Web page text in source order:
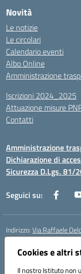
Cookies e altri
Il nostro Istituto non
Novità
Le notizie
Le circolari
Calendario eventi
Albo Online
Amministrazione
Iscrizioni 2024_2025
Attuazione misure
Contatti
Amministrazione
Dichiarazione di
Sicurezza D.Lgs. 81/
Seguici su:
Indirizzo:Via Raffaele
Centralino:
Posta elettronica
Codice fiscale: